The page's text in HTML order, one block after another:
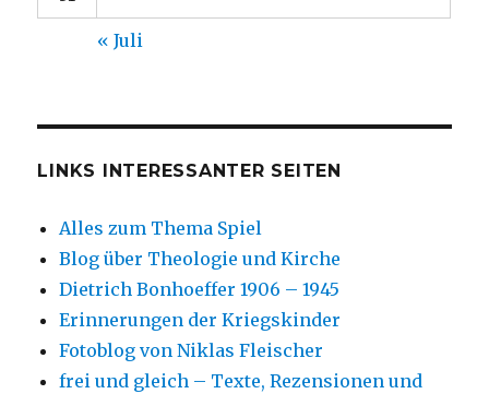
« Juli
LINKS INTERESSANTER SEITEN
Alles zum Thema Spiel
Blog über Theologie und Kirche
Dietrich Bonhoeffer 1906 – 1945
Erinnerungen der Kriegskinder
Fotoblog von Niklas Fleischer
frei und gleich – Texte, Rezensionen und